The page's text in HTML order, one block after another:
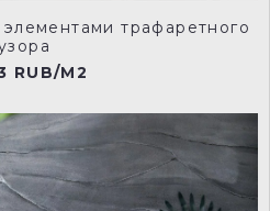
трафаретного
RUB/M2